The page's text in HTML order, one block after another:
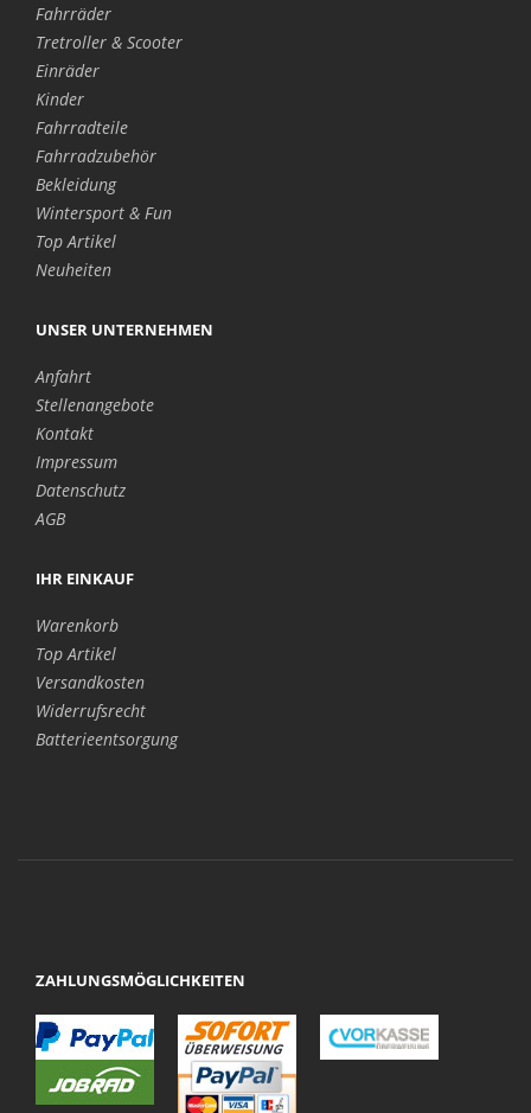
Fahrräder
Tretroller & Scooter
Einräder
Kinder
Fahrradteile
Fahrradzubehör
Bekleidung
Wintersport & Fun
Top Artikel
Neuheiten
UNSER UNTERNEHMEN
Anfahrt
Stellenangebote
Kontakt
Impressum
Datenschutz
AGB
IHR EINKAUF
Warenkorb
Top Artikel
Versandkosten
Widerrufsrecht
Batterieentsorgung
ZAHLUNGSMÖGLICHKEITEN